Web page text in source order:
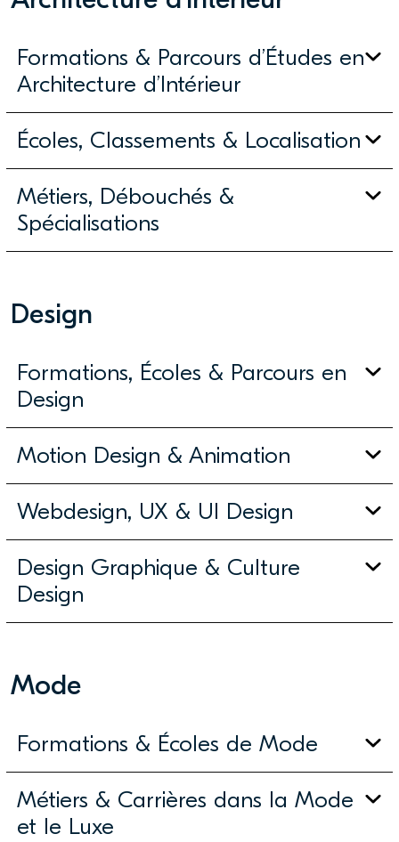
Formations & Parcours d’Études en
Architecture d’Intérieur
Écoles, Classements & Localisation
Métiers, Débouchés &
Spécialisations
Design
Formations, Écoles & Parcours en
Design
Motion Design & Animation
Webdesign, UX & UI Design
Design Graphique & Culture
Design
Mode
Formations & Écoles de Mode
Métiers & Carrières dans la Mode
et le Luxe